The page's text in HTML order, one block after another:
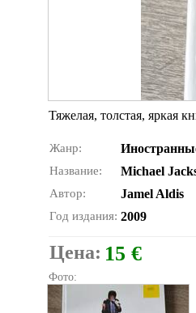
Тяжелая, толстая, яркая
Жанр:
Название: Michael
Автор: Jamel Aldis
Год издания: 2009
Цена: 15 €
Фото: